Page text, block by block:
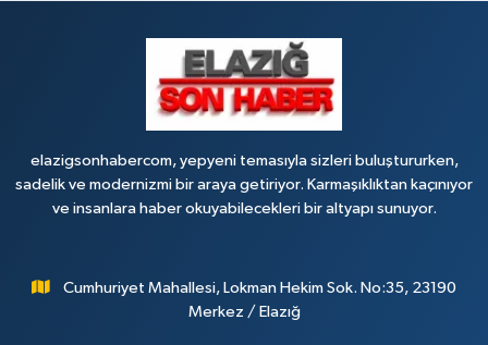
elazigsonhabercom, yepyeni temasıyla sizleri buluştururken,
sadelik ve modernizmi bir araya getiriyor. Karmaşıklıktan kaçınıyor
ve insanlara haber okuyabilecekleri bir altyapı sunuyor.
Cumhuriyet Mahallesi, Lokman Hekim Sok. No:35, 23190
Merkez / Elazığ